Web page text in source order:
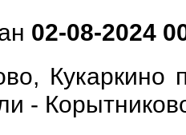
02-08-2024
Кукаркино
-